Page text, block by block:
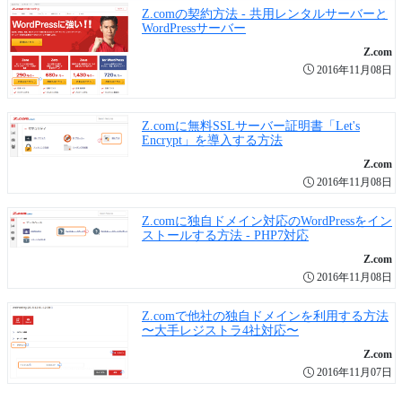
Z.comの契約方法 - 共用レンタルサーバーと
WordPressサーバー
Z.com
2016年11月08日
Z.comに無料SSLサーバー証明書「Let's
Encrypt」を導入する方法
Z.com
2016年11月08日
Z.comに独自ドメイン対応のWordPressをイン
ストールする方法 - PHP7対応
Z.com
2016年11月08日
Z.comで他社の独自ドメインを利用する方法
〜大手レジストラ4社対応〜
Z.com
2016年11月07日